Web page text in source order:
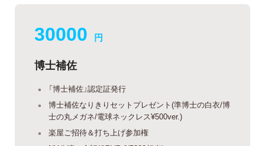
30000 円
博士補佐
「博士補佐」認定証発行
博士補佐なりきりセットプレゼント(準博士の白衣/博
士の丸メガネ/電球ネックレス¥500ver.)
楽屋ご招待＆打ち上げ参加権